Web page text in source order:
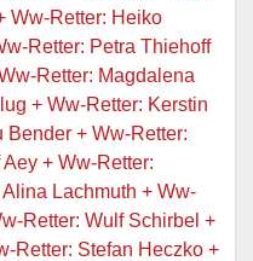
Ww-Retter: Heiko
Retter: Petra Thiehoff
Retter: Magdalena
+ Ww-Retter: Kerstin
+ Ww-Retter:
+ Ww-Retter:
Lachmuth + Ww-
Retter: Wulf Schirbel +
Retter: Stefan Heczko +